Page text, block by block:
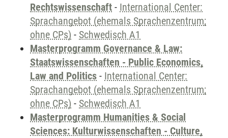
Rechtswissenschaft - International Center:
Sprachangebot (ehemals Sprachenzentrum;
ohne CPs) - Schwedisch A1
Masterprogramm Governance & Law:
Staatswissenschaften - Public Economics,
Law and Politics - International Center:
Sprachangebot (ehemals Sprachenzentrum;
ohne CPs) - Schwedisch A1
Masterprogramm Humanities & Social
Sciences: Kulturwissenschaften - Culture,